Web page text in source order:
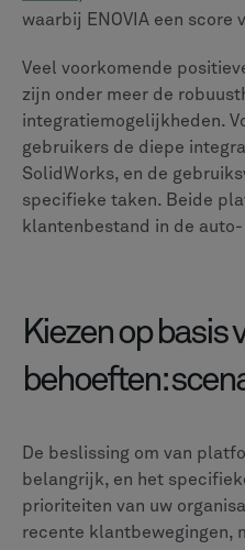
Zowel ENOVIA als
platforms die in staat zijn
productlevenscycli te
af van de strategische
bestaande
samenwerkingsomgeving
Dassault Systèmes-
krachtige, zeer schaalbare
Uw volgende stap zou
interne beoordeling uit te
vereisten,